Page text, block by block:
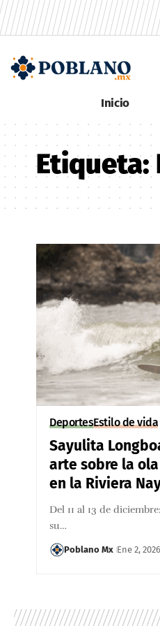
Inicio
Etiqueta:
DeportesEstilo de vida
Sayulita
arte sobre la
en la Riviera
Del 11 al 13 de
su…
Poblano Mx Ene 2, 2026